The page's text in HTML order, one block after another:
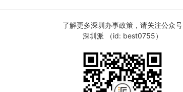
了解更多深圳办事政策，请关注公众号
深圳派 （id: best0755）